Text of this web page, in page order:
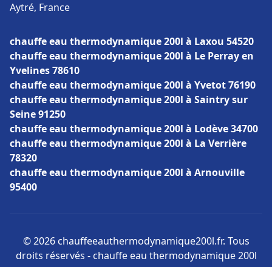
Aytré, France
chauffe eau thermodynamique 200l à Laxou 54520
chauffe eau thermodynamique 200l à Le Perray en
Yvelines 78610
chauffe eau thermodynamique 200l à Yvetot 76190
chauffe eau thermodynamique 200l à Saintry sur
Seine 91250
chauffe eau thermodynamique 200l à Lodève 34700
chauffe eau thermodynamique 200l à La Verrière
78320
chauffe eau thermodynamique 200l à Arnouville
95400
© 2026 chauffeeauthermodynamique200l.fr. Tous
droits réservés - chauffe eau thermodynamique 200l